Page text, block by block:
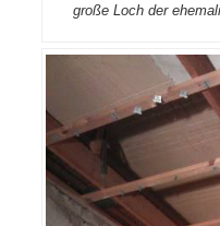
große Loch der